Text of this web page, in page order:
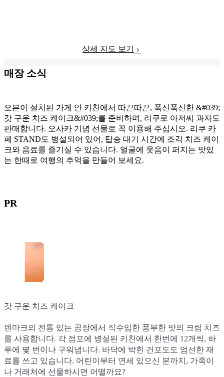
상세 지도 보기
매장 소식
오븐이 설치된 가게 안 키친에서 따끈따끈, 폭신폭신한 &#039;
갓 구운 치즈 케이크&#039;를 준비하며, 리쿠로 아저씨 과자도
판매합니다. 오사카 기념 선물로 꼭 이용해 주십시오. 리쿠 카
페 STAND도 병설되어 있어, 탑승 대기 시간에 조각 치즈 케이
크와 음료를 즐기실 수 있습니다. 얼굴에 웃음이 퍼지는 맛있
는 한때로 여행의 추억을 만들어 보세요.
PR
갓 구운 치즈 케이크
덴마크의 전통 있는 공장에서 직수입한 풍부한 맛의 크림 치즈
를 사용합니다. 각 점포에 병설된 키친에서 한번에 12개씩, 하
루에 몇 번이나 구워냅니다. 바닥에 박힌 건포도도 엄선한 재
료를 쓰고 있습니다. 어린이부터 연세 있으신 분까지, 가족이
나 거래처에 선물하시면 어떨까요?
Pudding